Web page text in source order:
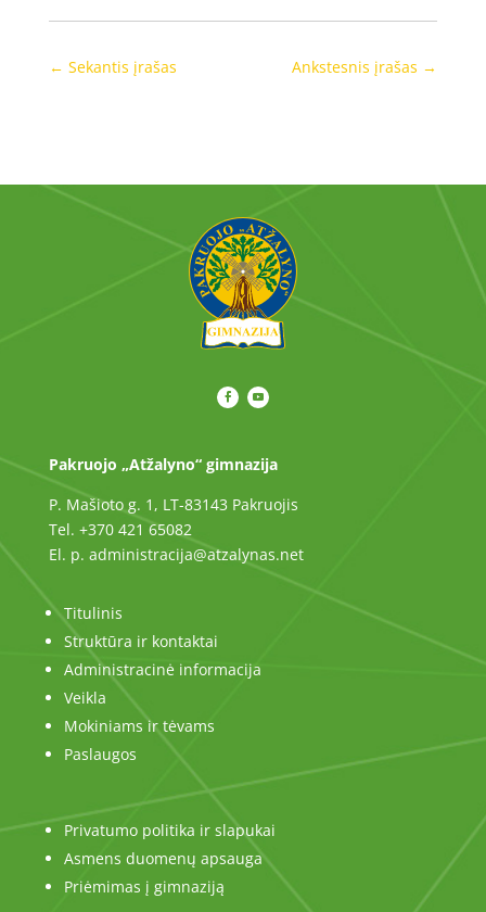
← Sekantis įrašas Ankstesnis įrašas →
Pakruojo „Atžalyno“ gimnazija
P. Mašioto g. 1, LT-83143 Pakruojis
Tel. +370 421 65082
El. p. administracija@atzalynas.net
Titulinis
Struktūra ir kontaktai
Administracinė informacija
Veikla
Mokiniams ir tėvams
Paslaugos
Privatumo politika ir slapukai
Asmens duomenų apsauga
Priėmimas į gimnaziją